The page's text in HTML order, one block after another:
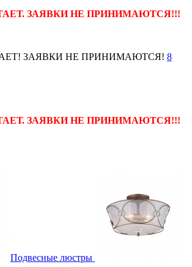
ЗАЯВКИ НЕ ПРИНИМАЮТСЯ!!!
ЗАЯВКИ НЕ ПРИНИМАЮТСЯ! 8
ЗАЯВКИ НЕ ПРИНИМАЮТСЯ!!!
Подвесные люстры